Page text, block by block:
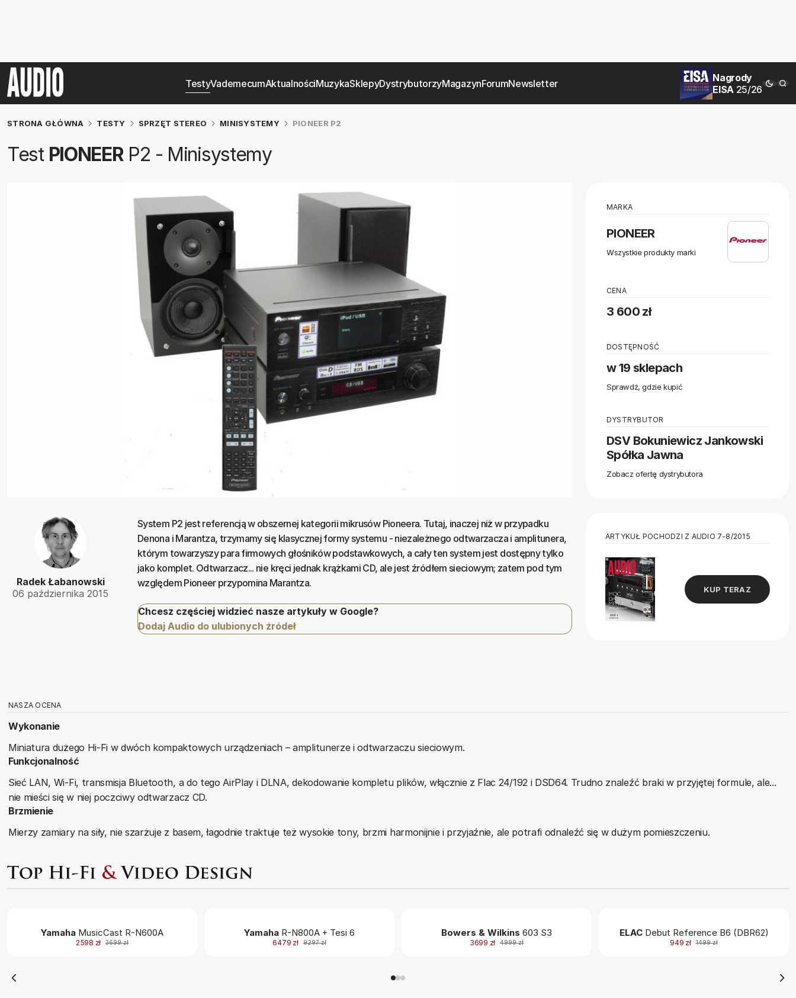
TestyVademecumAktualnościMuzykaSklepyDystrybutorzyMagazynForumNewsletter
Nagrody
EISA 25/26
STRONA GŁÓWNA TESTY SPRZĘT STEREO MINISYSTEMY PIONEER P2
Test PIONEERP2 - Minisystemy
Radek Łabanowski
06 października 2015
System P2 jest referencją w obszernej kategorii mikrusów Pioneera. Tutaj, inaczej niż w przypadku
Denona i Marantza, trzymamy się klasycznej formy systemu - niezależnego odtwarzacza i amplitunera,
którym towarzyszy para firmowych głośników podstawkowych, a cały ten system jest dostępny tylko
jako komplet. Odtwarzacz... nie kręci jednak krążkami CD, ale jest źródłem sieciowym; zatem pod tym
względem Pioneer przypomina Marantza.
Chcesz częściej widzieć nasze artykuły w Google?
Dodaj Audio do ulubionych źródeł
MARKA
PIONEER
Wszystkie produkty marki
CENA
3 600 zł
DOSTĘPNOŚĆ
w 19 sklepach
Sprawdź, gdzie kupić
DYSTRYBUTOR
DSV Bokuniewicz Jankowski
Spółka Jawna
Zobacz ofertę dystrybutora
ARTYKUŁ POCHODZI Z AUDIO 7-8/2015
KUP TERAZ
NASZA OCENA
Wykonanie
Miniatura dużego Hi-Fi w dwóch kompaktowych urządzeniach – amplitunerze i odtwarzaczu sieciowym.
Funkcjonalność
Sieć LAN, Wi-Fi, transmisja Bluetooth, a do tego AirPlay i DLNA, dekodowanie kompletu plików, włącznie z Flac 24/192 i DSD64. Trudno znaleźć braki w przyjętej formule, ale...
nie mieści się w niej poczciwy odtwarzacz CD.
Brzmienie
Mierzy zamiary na siły, nie szarżuje z basem, łagodnie traktuje też wysokie tony, brzmi harmonijnie i przyjaźnie, ale potrafi odnaleźć się w dużym pomieszczeniu.
Yamaha MusicCast R-N600A
2598 zł 3699 zł
Yamaha R-N800A + Tesi 6
6479 zł 9297 zł
Bowers & Wilkins 603 S3
3699 zł 4999 zł
ELACDebut Reference B6 (DBR62)
949 zł 1499 zł